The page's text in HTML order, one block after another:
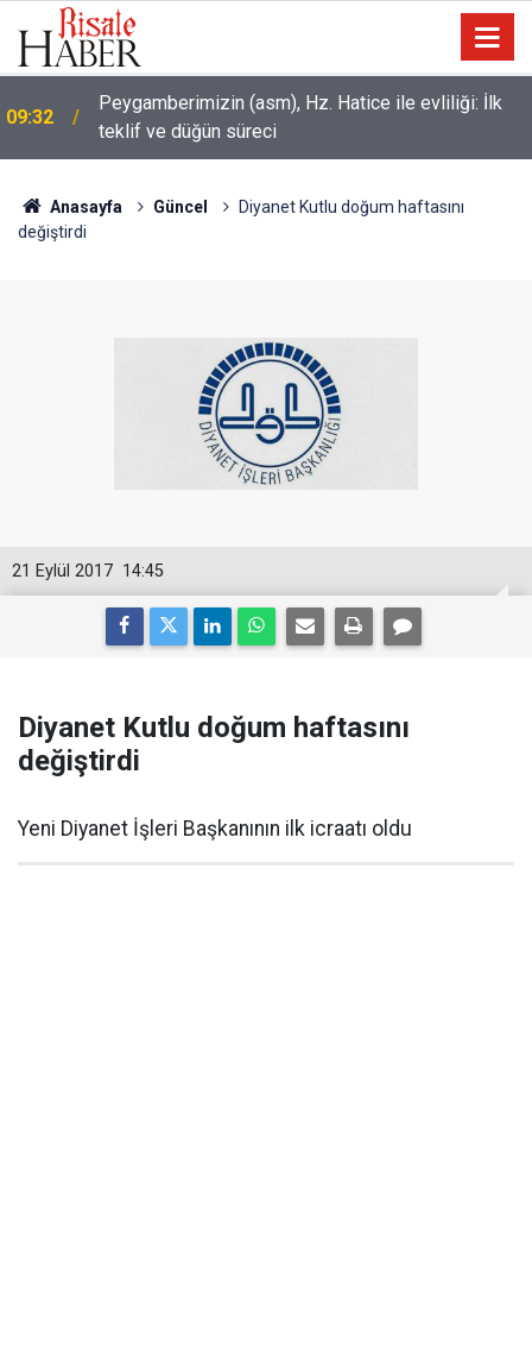
09:01
Dünya Müslüman Alimler Birliği: Mekke
Anlaşması'na diğer İslam ülkeleri de dahil olmalı
Anasayfa Güncel
Diyanet Kutlu doğum haftasını
değiştirdi
14:45
21 Eylül 2017
Diyanet Kutlu doğum haftasını
değiştirdi
Yeni Diyanet İşleri Başkanının ilk icraatı oldu